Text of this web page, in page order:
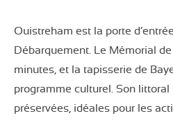
Ouistreham est la porte
Débarquement. Le Mémorial
minutes, et la tapisserie de
programme culturel. Son
préservées, idéales pour les